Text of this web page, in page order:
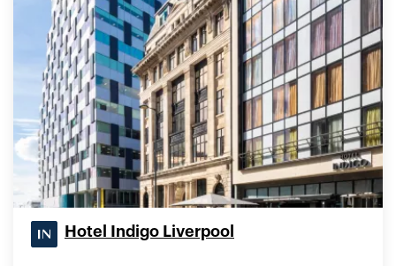
Hotel Indigo Liverpool